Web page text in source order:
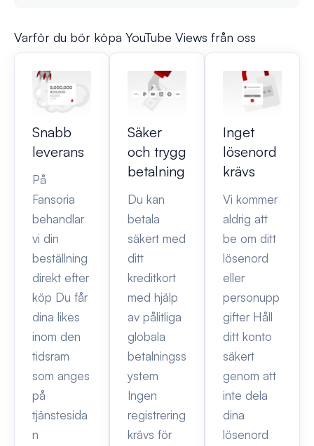
Varför du bör köpa YouTube Views från oss
Snabb
leverans
På
Fansoria
behandlar
vi din
beställning
direkt efter
köp Du får
dina likes
inom den
tidsram
som anges
på
tjänstesida
n
Säker
och trygg
betalning
Du kan
betala
säkert med
ditt
kreditkort
med hjälp
av pålitliga
globala
betalningss
ystem
Ingen
registrering
krävs för
Inget
lösenord
krävs
Vi kommer
aldrig att
be om ditt
lösenord
eller
personupp
gifter Håll
ditt konto
säkert
genom att
inte dela
dina
lösenord